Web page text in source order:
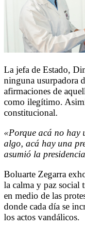
La jefa de Estado,
ninguna usurpadora
afirmaciones de
como ilegítimo.
constitucional.
«Porque acá no hay
algo, acá hay una
asumió la
Boluarte Zegarra
la calma y paz social
en medio de las
donde cada día se
los actos vandálicos.